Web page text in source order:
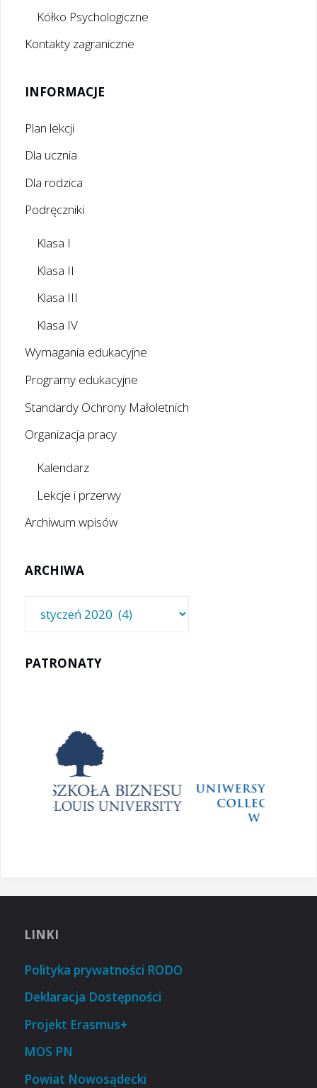
Kółko Psychologiczne
Kontakty zagraniczne
INFORMACJE
Plan lekcji
Dla ucznia
Dla rodzica
Podręczniki
Klasa I
Klasa II
Klasa III
Klasa IV
Wymagania edukacyjne
Programy edukacyjne
Standardy Ochrony Małoletnich
Organizacja pracy
Kalendarz
Lekcje i przerwy
Archiwum wpisów
ARCHIWA
PATRONATY
LINKI
Polityka prywatności RODO
Deklaracja Dostępności
Projekt Erasmus+
MOS PN
Powiat Nowosądecki